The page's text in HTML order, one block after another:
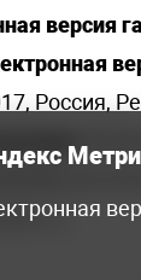
версия
Россия,
.